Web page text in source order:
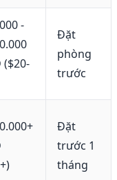
-
($20-
Đặt
phòng
trước
Đặt
trước 1
tháng